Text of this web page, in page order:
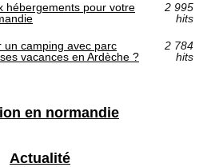
hébergements pour votre
2 995
hits
un camping avec parc
vacances en Ardèche ?
2 784
hits
en normandie
Actualité